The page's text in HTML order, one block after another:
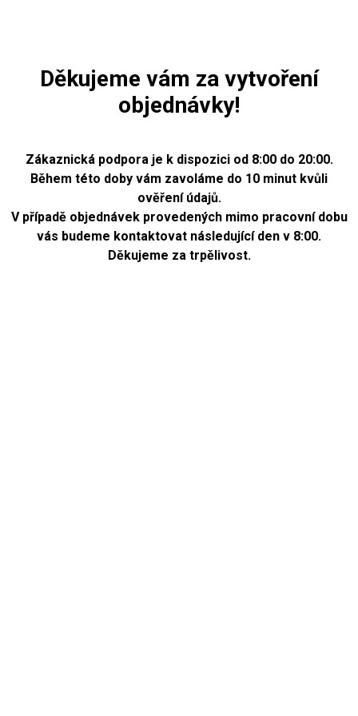
Děkujeme vám za vytvoření
objednávky!
Zákaznická podpora je k dispozici od 8:00 do 20:00.
Během této doby vám zavoláme do 10 minut kvůli
ověření údajů.
V případě objednávek provedených mimo pracovní dobu
vás budeme kontaktovat následující den v 8:00.
Děkujeme za trpělivost.